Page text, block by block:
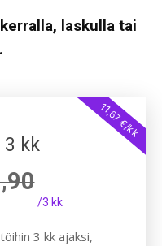
laskulla tai
11,67 €/kk
3 kk
/3 kk
3 kk ajaksi,